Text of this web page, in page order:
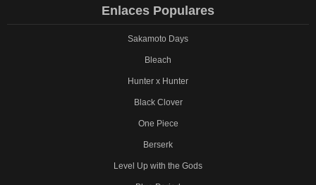
Enlaces Populares
Sakamoto Days
Bleach
Hunter x Hunter
Black Clover
One Piece
Berserk
Level Up with the Gods